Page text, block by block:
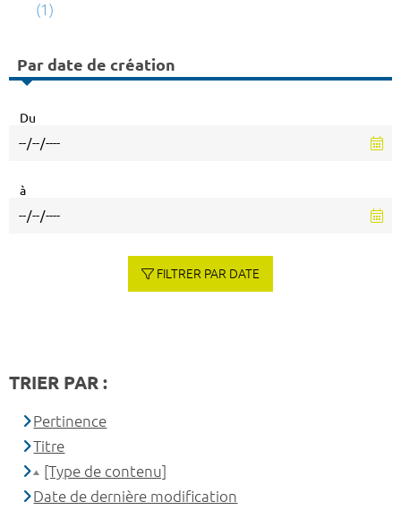
(1)
Par date de création
Du
à
FILTRER PAR DATE
TRIER PAR :
Pertinence
Titre
[Type de contenu]
Date de dernière modification